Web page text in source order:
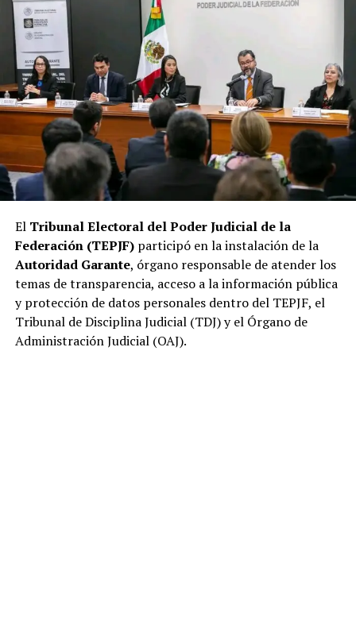
El Tribunal Electoral del Poder Judicial de la
Federación (TEPJF)participó en la instalación de la
Autoridad Garante, órgano responsable de atender los
temas de transparencia, acceso a la información pública
y protección de datos personales dentro del TEPJF, el
Tribunal de Disciplina Judicial (TDJ) y el Órgano de
Administración Judicial (OAJ).